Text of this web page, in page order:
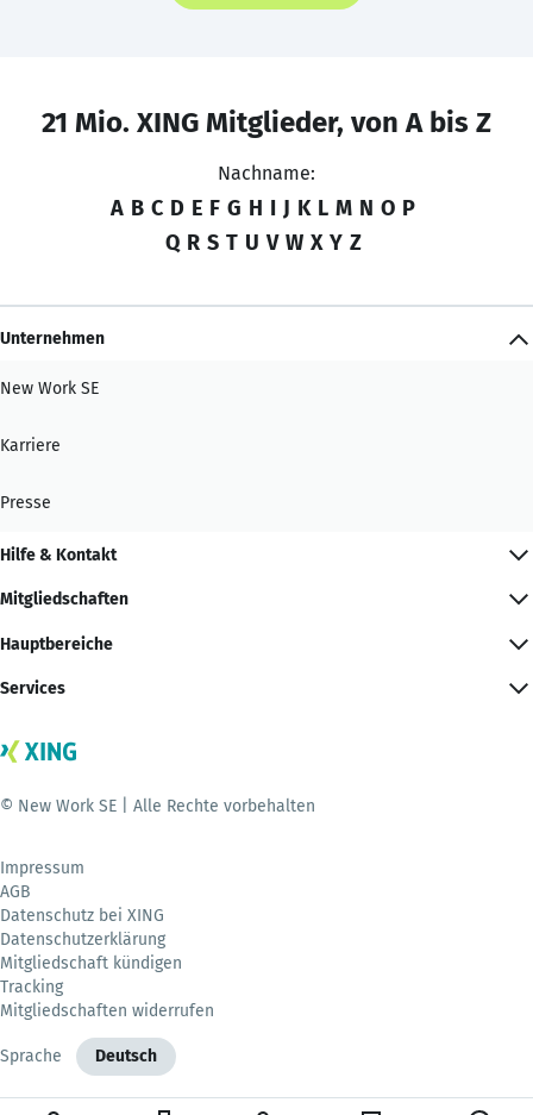
21 Mio. XING Mitglieder, von A bis Z
Nachname:
A B C D E F G H I J K L M N O P
Q R S T U V W X Y Z
Unternehmen
New Work SE
Karriere
Presse
Hilfe & Kontakt
Mitgliedschaften
Hauptbereiche
Services
© New Work SE | Alle Rechte vorbehalten
Impressum
AGB
Datenschutz bei XING
Datenschutzerklärung
Mitgliedschaft kündigen
Tracking
Mitgliedschaften widerrufen
Sprache Deutsch